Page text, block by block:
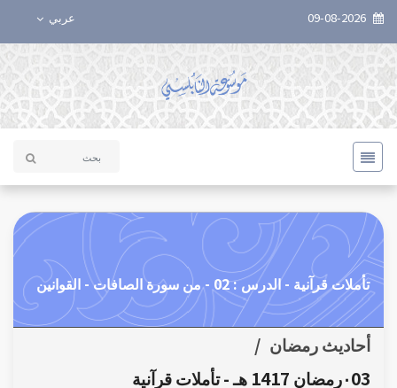
عربي
تأملات قرآنية - الدرس : 02 - من سورة الصافات - القوانين
أحاديث رمضان /
٠03رمضان 1417 هـ - تأملات قرآنية